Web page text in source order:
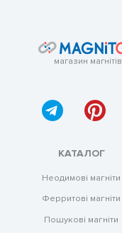
магазин магнітів
КАТАЛОГ
Неодимові магніти
Ферритові магніти
Пошукові магніти